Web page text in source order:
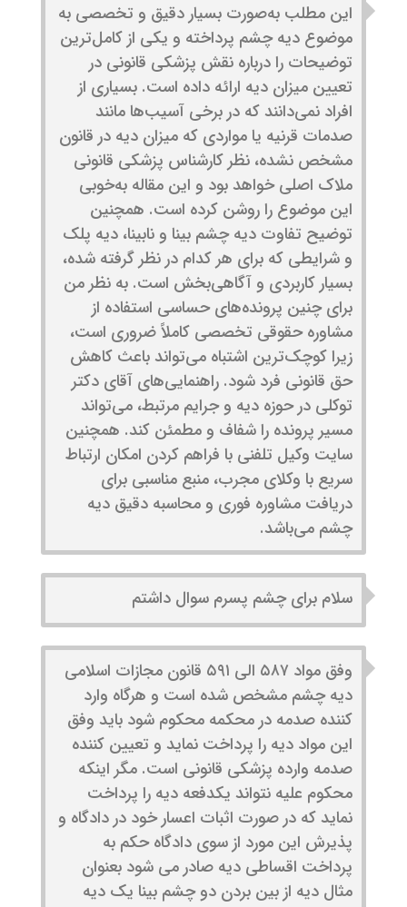
این مطلب به‌صورت بسیار دقیق و تخصصی به
موضوع دیه چشم پرداخته و یکی از کامل‌ترین
توضیحات را درباره نقش پزشکی قانونی در
تعیین میزان دیه ارائه داده است. بسیاری از
افراد نمی‌دانند که در برخی آسیب‌ها مانند
صدمات قرنیه یا مواردی که میزان دیه در قانون
مشخص نشده، نظر کارشناس پزشکی قانونی
ملاک اصلی خواهد بود و این مقاله به‌خوبی
این موضوع را روشن کرده است. همچنین
توضیح تفاوت دیه چشم بینا و نابینا، دیه پلک
و شرایطی که برای هر کدام در نظر گرفته شده،
بسیار کاربردی و آگاهی‌بخش است. به نظر من
برای چنین پرونده‌های حساسی استفاده از
مشاوره حقوقی تخصصی کاملاً ضروری است،
زیرا کوچک‌ترین اشتباه می‌تواند باعث کاهش
حق قانونی فرد شود. راهنمایی‌های آقای دکتر
توکلی در حوزه دیه و جرایم مرتبط، می‌تواند
مسیر پرونده را شفاف و مطمئن کند. همچنین
سایت وکیل تلفنی با فراهم کردن امکان ارتباط
سریع با وکلای مجرب، منبع مناسبی برای
دریافت مشاوره فوری و محاسبه دقیق دیه
چشم می‌باشد.
سلام برای چشم پسرم سوال داشتم
وفق مواد ۵۸۷ الی ۵۹۱ قانون مجازات اسلامی
دیه چشم مشخص شده است و هرگاه وارد
کننده صدمه در محکمه محکوم شود باید وفق
این مواد دیه را پرداخت نماید و تعیین کننده
صدمه وارده پزشکی قانونی است. مگر اینکه
محکوم علیه نتواند یکدفعه دیه را پرداخت
نماید که در صورت اثبات اعسار خود در دادگاه و
پذیرش این مورد از سوی دادگاه حکم به
پرداخت اقساطی دیه صادر می شود بعنوان
مثال دیه از بین بردن دو چشم بینا یک دیه